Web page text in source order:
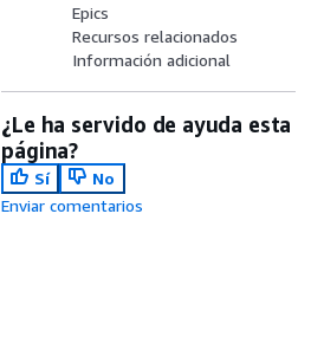
Epics
Recursos relacionados
Información adicional
¿Le ha servido de ayuda esta
página?
Sí
No
Enviar comentarios